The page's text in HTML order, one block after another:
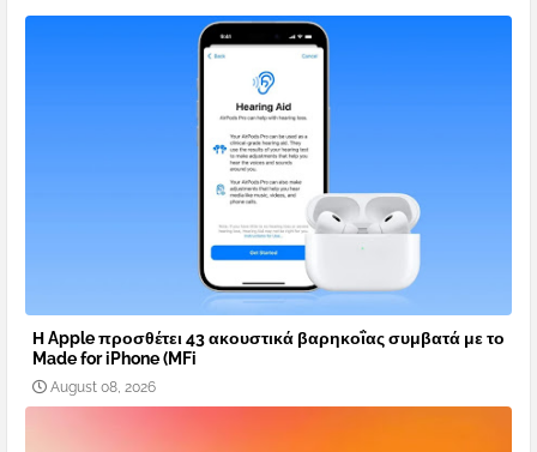
Η Apple προσθέτει 43 ακουστικά βαρηκοΐας συμβατά με το
Made for iPhone (MFi
August 08, 2026